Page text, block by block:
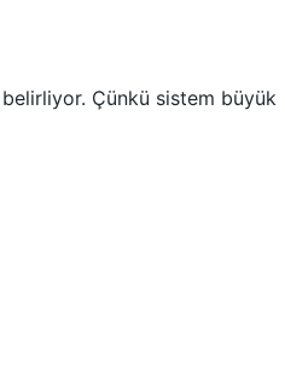
Çünkü sistem büyük